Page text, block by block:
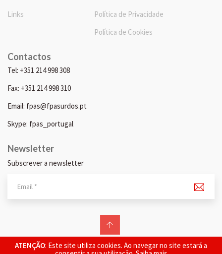
ATENÇÃO: Este site utiliza cookies. Ao navegar no site estará a
Links
Política de Privacidade
Política de Cookies
Contactos
Tel: +351 214 998 308
Fax: +351 214 998 310
Email: fpas@fpasurdos.pt
Skype: fpas_portugal
Newsletter
Subscrever a newsletter
© 2026 FPAS. Todos os direitos reservados.